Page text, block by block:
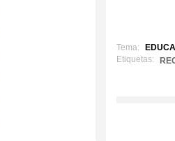
Tema:
Etiquetas: